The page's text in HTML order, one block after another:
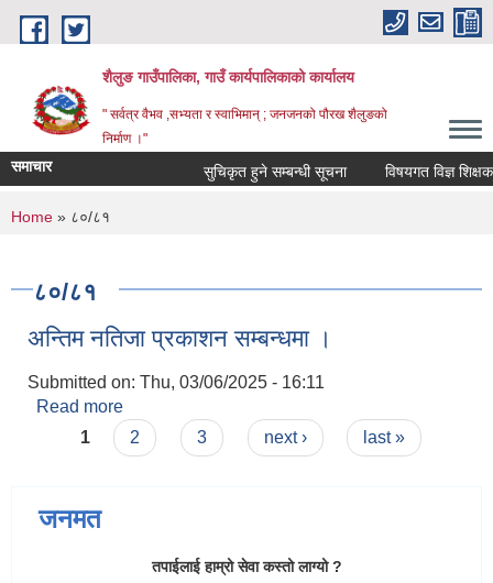
Skip to main content
शैलुङ गाउँपालिका, गाउँ कार्यपालिकाको कार्यालय
" सर्वत्र वैभव ,सभ्यता र स्वाभिमान् ; जनजनको पौरख शैलुङको
निर्माण ।"
समाचार सुचिकृत हुने सम्बन्धी सूचना विषयगत विज्ञ
You are here
Home » ८०/८१
८०/८१
अन्तिम नतिजा प्रकाशन सम्बन्धमा ।
Submitted on: Thu, 03/06/2025 - 16:11
Read more
Pages
1 2 3 next › last »
जनमत
तपाईलाई हाम्रो सेवा कस्तो लाग्यो ?